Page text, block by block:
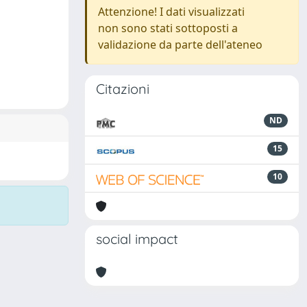
Attenzione! I dati visualizzati
non sono stati sottoposti a
validazione da parte dell'ateneo
Citazioni
ND
15
10
social impact